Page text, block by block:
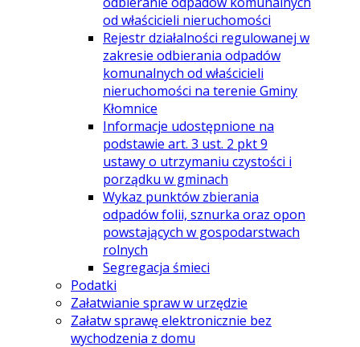
od właścicieli nieruchomości
Rejestr działalności regulowanej w
zakresie odbierania odpadów
komunalnych od właścicieli
nieruchomości na terenie Gminy
Kłomnice
Informacje udostępnione na
podstawie art. 3 ust. 2 pkt 9
ustawy o utrzymaniu czystości i
porządku w gminach
Wykaz punktów zbierania
odpadów folii, sznurka oraz opon
powstających w gospodarstwach
rolnych
Segregacja śmieci
Podatki
Załatwianie spraw w urzędzie
Załatw sprawę elektronicznie bez
wychodzenia z domu